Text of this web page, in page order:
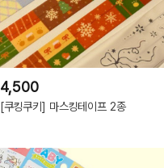
4,500
[쿠킹쿠키] 마스킹테이프 2종